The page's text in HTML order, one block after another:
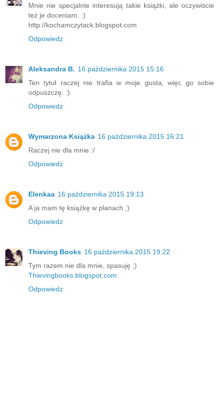
Mnie nie specjalnie interesują takie książki, ale oczywiście
też je doceniam. :)
http://kochamczytack.blogspot.com
Odpowiedz
Aleksandra B. 16 października 2015 15:16
Ten tytuł raczej nie trafia w moje gusta, więc go sobie
odpuszczę. :)
Odpowiedz
Wymarzona Książka 16 października 2015 16:21
Raczej nie dla mnie :/
Odpowiedz
Elenkaa 16 października 2015 19:13
A ja mam tę książkę w planach ;)
Odpowiedz
Thieving Books 16 października 2015 19:22
Tym razem nie dla mnie, spasuję ;)
Thievingbooks.blogspot.com
Odpowiedz